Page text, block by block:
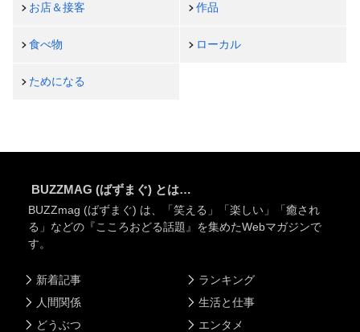
お店＆接客 作品
食べ物 ローカル
ためになる
BUZZMAG (ばずまぐ) とは…
BUZZmag (ばずまぐ) は、「笑える」「楽しい」「癒され
る」などの『こころおどる話題』を集めたWebマガジンで
す。
新着記事
人間関係
どうぶつ
ランキング
生活と仕事
エンタメ